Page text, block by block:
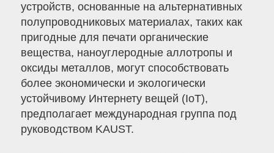
устройств, основанные на альтернативных
полупроводниковых материалах, таких как
пригодные для печати органические
вещества, наноуглеродные аллотропы и
оксиды металлов, могут способствовать
более экономически и экологически
устойчивому Интернету вещей (IoT),
предполагает международная группа под
руководством KAUST.